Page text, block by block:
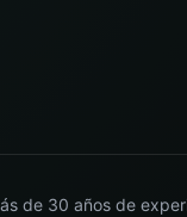
de 30 años de